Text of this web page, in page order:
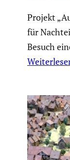
Projekt
für
Besuch